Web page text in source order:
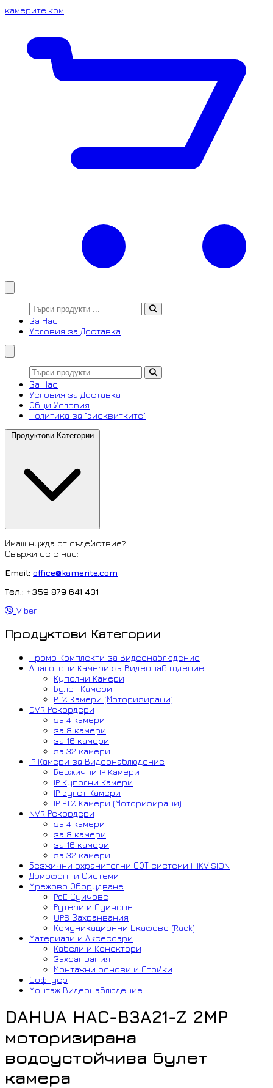
камерите.ком
За Нас
Условия за Доставка
За Нас
Условия за Доставка
Общи Условия
Политика за "Бисквитките"
Продуктови Категории
Имаш нужда от съдействие?
Свържи се с нас:
Email: office@kamerite.com
Тел.: +359 879 641 431
Viber
Продуктови Категории
Промо Комплекти за Видеонаблюдение
Аналогови Камери за Видеонаблюдение
Куполни Камери
Булет Камери
PTZ Камери (Моторизирани)
DVR Рекордери
за 4 камери
за 8 камери
за 16 камери
за 32 камери
IP Камери за Видеонаблюдение
Безжични IP Камери
IP Куполни Камери
IP Булет Камери
IP PTZ Камери (Моторизирани)
NVR Рекордери
за 4 камери
за 8 камери
за 16 камери
за 32 камери
Безжични охранителни СОТ системи HIKVISION
Домофонни Системи
Мрежово Оборудване
PoE Суичове
Рутери и Суичове
UPS Захранвания
Комуникационни Шкафове (Rack)
Материали и Аксесоари
Кабели и Конектори
Захранвания
Монтажни основи и Стойки
Софтуер
Монтаж Видеонаблюдение
DAHUA HAC-B3A21-Z 2MP
моторизирана
водоустойчива булет
камера